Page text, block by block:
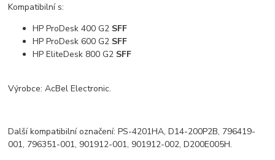
Kompatibilní s:
HP ProDesk 400 G2 SFF
HP ProDesk 600 G2 SFF
HP EliteDesk 800 G2 SFF
Výrobce: AcBel Electronic.
Další kompatibilní označení: PS-4201HA, D14-200P2B, 796419-
001, 796351-001, 901912-001, 901912-002, D200E005H.